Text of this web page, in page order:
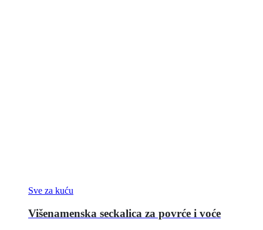
Sve za kuću
Višenamenska seckalica za povrće i voće